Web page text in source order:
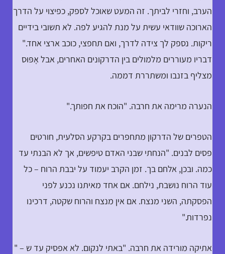
הערב, וחזרי לביתך. זה המעט שאוכל לספק, כפיצוי על הדרך
הארוכה שוודאי עשית על מנת להגיע לפה. לא תשובי בידיים
ריקות. נספק לך צידה לדרך, ואם תחפצי, כוכב ארצי אחד."
דבריו מעוררים מלמולים בין הדרקונים האחרים, אבל אָפּוּס
מצליף בזנבו ומשתררת דממה.
הנערה מרימה את חרבה. "הוכח את חפותך."
הטפרים של הדרקון מתחפרים בקרקע הסלעית, חורטים
פסים לבנים. "הנחתי שבני האדם טיפשים, אך לא הבנתי עד
כמה. ובכן, אלחם בך. זמן הקרב יעמוד על יבבת הרוח – כל
עוד הרוח נושבת, נילחם. אם אחד מאיתנו נכנע לפני
הפסקתה, השני מנצח. אם אין מנצח והרוח שקטה, דרכינו
נפרדות."
אתיקה מורידה את חרבה. "באתי לנקום. לא אפסיק עד ש – "